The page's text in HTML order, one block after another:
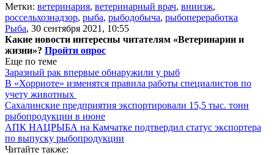
Метки: ветеринария, ветеринарный врач, вниизж,
россельхознадзор, рыба, рыбодобыча, рыбопереработка
Рыба, 30 сентября 2021, 10:55
Какие новости интересны читателям «Ветеринарии и
жизни»? Пройти опрос
Еще по теме
Заразный рак впервые обнаружили у рыб
В «Хорриоте» изменятся правила работы специалистов по
учету животных
Сахалинские предприятия экспортировали 15,5 тыс. тонн
рыбопродукции в июне
АПК НАЦРЫБА на Камчатке подтвердил статус экспортера
по выпуску рыбопродукции
Читайте также: